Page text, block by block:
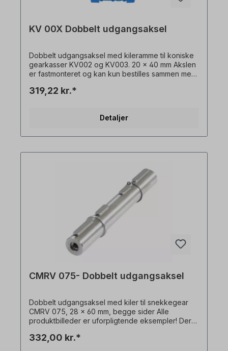
KV 00X Dobbelt udgangsaksel
Dobbelt udgangsaksel med kileramme til koniske
gearkasser KV002 og KV003. 20 x 40 mm Akslen
er fastmonteret og kan kun bestilles sammen med
bindende eksempler! Der tages forbehold for
319,22 kr.*
Detaljer
CMRV 075- Dobbelt udgangsaksel
Dobbelt udgangsaksel med kiler til snekkegear
CMRV 075, 28 x 60 mm, begge sider Alle
produktbilleder er uforpligtende eksempler! Der
332,00 kr.*